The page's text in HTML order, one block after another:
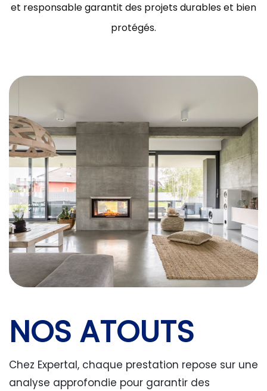
et responsable garantit des projets durables et bien
protégés.
NOS ATOUTS
Chez Expertal, chaque prestation repose sur une
analyse approfondie pour garantir des